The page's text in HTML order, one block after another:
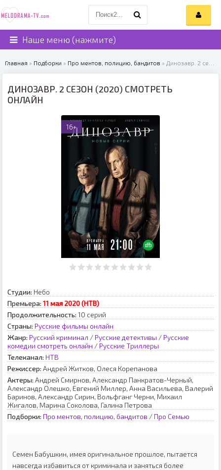
Наше меню (нажмите)
Главная » Подборки » Про ментов, полицию, бандитов » Динозавр. 2 сезон (2020)
ДИНОЗАВР. 2 СЕЗОН (2020) СМОТРЕТЬ
ОНЛАЙН
16+
Студии: Небо
Премьера: 11 мая 2020 (НТВ)
Продолжительность: 10 серий
Страны: Русские фильмы онлайн
Жанр: Русский криминал / Русские детективы / Русские
комедии смотреть онлайн / Русские Триллеры
Телеканал: НТВ
Режиссер: Андрей Житков, Олеся Корепанова
Актеры: Андрей Смирнов, Александр Панкратов-Черный,
Александр Олешко, Евгений Миллер, Анна Васильева, Валерий
Баринов, Александр Сирин, Вольфганг Черни, Михаил
Жигалов, Марина Соколова, Галина Петрова
Подборки: Про ментов, полицию, бандитов / Про Семью
Семен Бабушкин, имея оригинальное прошлое, пытается
навсегда избавиться от криминала и заняться более